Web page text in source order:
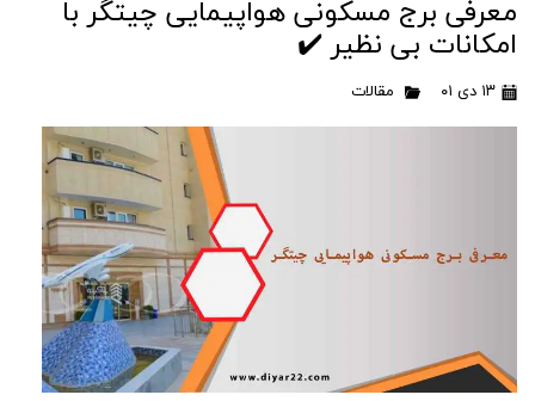
معرفی برج مسکونی هواپیمایی چیتگر با
امکانات بی نظیر ✔️
۱۳ دی ۰۱ مقالات